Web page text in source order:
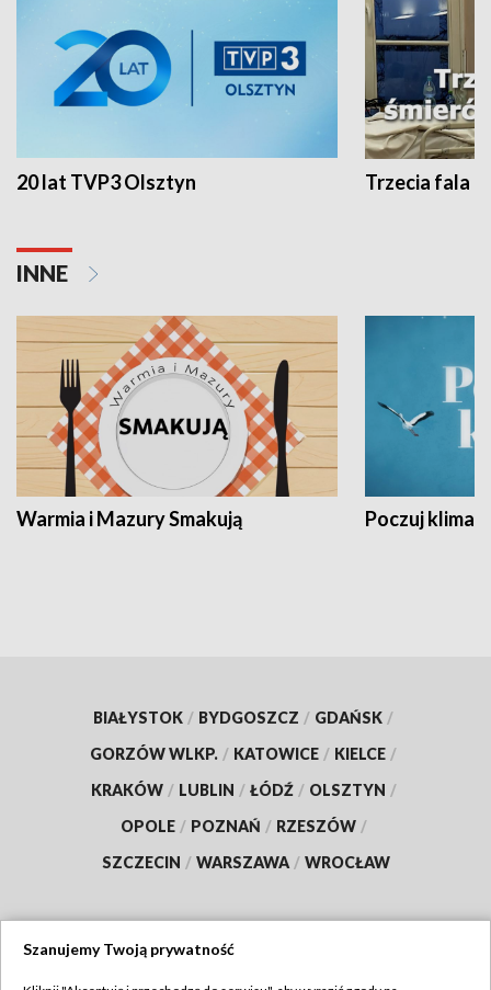
20 lat TVP3 Olsztyn Trzecia fala -
INNE
Warmia i Mazury Smakują Poczuj klimat
BIAŁYSTOK / BYDGOSZCZ / GDAŃSK /
GORZÓW WLKP. / KATOWICE / KIELCE /
KRAKÓW / LUBLIN / ŁÓDŹ / OLSZTYN /
OPOLE / POZNAŃ / RZESZÓW /
SZCZECIN / WARSZAWA / WROCŁAW
Szanujemy Twoją prywatność